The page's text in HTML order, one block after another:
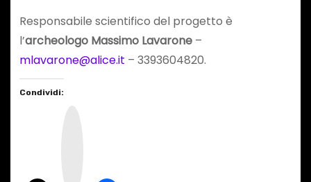
Responsabile scientifico del progetto è
l’archeologo Massimo Lavarone–
mlavarone@alice.it – 3393604820.
Condividi: